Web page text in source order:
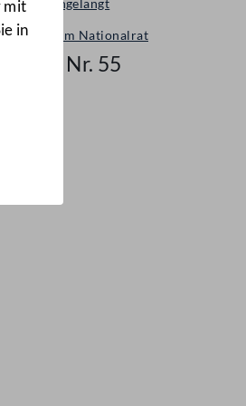
mit
in
Neu eingelangt
Neues im Nationalrat
Mail Nr. 55